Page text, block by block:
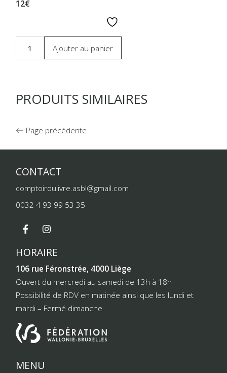
12€
Ajouter au panier
PRODUITS SIMILAIRES
Page précédente
CONTACT
comptoirdulivre.asbl@gmail.com
0032 4 93 99 53 35
HORAIRE
106 rue Féronstrée, 4000 Liège
Ouvert du mercredi au samedi de 13h à 18h
Possibilité de RDV en matinée ainsi que les lundi et
mardi – Fermé dimanche
MENU